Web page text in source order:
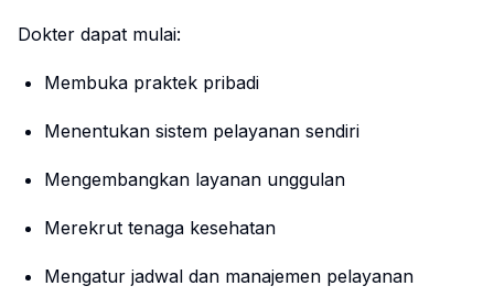
Dokter dapat mulai:
Membuka praktek pribadi
Menentukan sistem pelayanan sendiri
Mengembangkan layanan unggulan
Merekrut tenaga kesehatan
Mengatur jadwal dan manajemen pelayanan